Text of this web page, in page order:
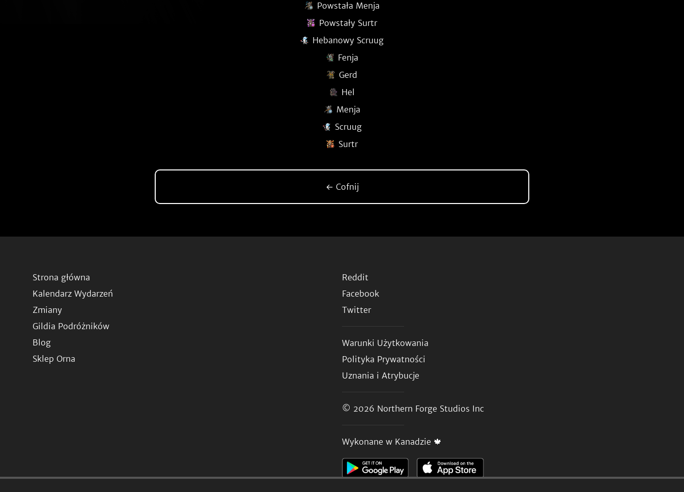
Powstała Menja
Powstały Surtr
Hebanowy Scruug
Fenja
Gerd
Hel
Menja
Scruug
Surtr
← Cofnij
Strona główna
Kalendarz Wydarzeń
Zmiany
Gildia Podróżników
Blog
Sklep Orna
Reddit
Facebook
Twitter
Warunki Użytkowania
Polityka Prywatności
Uznania i Atrybucje
© 2026 Northern Forge Studios Inc
Wykonane w Kanadzie 🍁